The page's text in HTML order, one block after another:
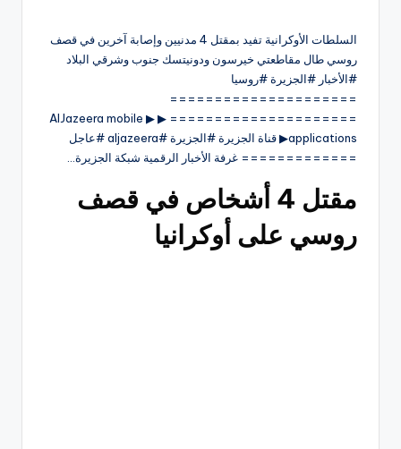
السلطات الأوكرانية تفيد بمقتل 4 مدنيين وإصابة آخرين في قصف
روسي طال مقاطعتي خيرسون ودونيتسك جنوب وشرقي البلاد
#الأخبار #الجزيرة #روسيا
=====================
===================== ▶ ▶ AlJazeera mobile
applications▶ قناة الجزيرة #الجزيرة #aljazeera #عاجل
============= غرفة الأخبار الرقمية شبكة الجزيرة…
مقتل 4 أشخاص في قصف
روسي على أوكرانيا